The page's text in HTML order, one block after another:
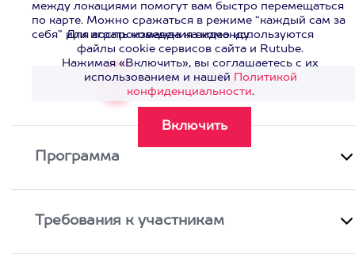
между локациями помогут вам быстро перемещаться
по карте. Можно сражаться в режиме “каждый сам за
себя” или играть команда на команду.
Смотреть видео>
Для воспроизведения видео используются
файлы cookie сервисов сайта и Rutube.
Нажимая «Включить», вы соглашаетесь с их
использованием и нашей Политикой
конфиденциальности.
Программа
Требования к участникам